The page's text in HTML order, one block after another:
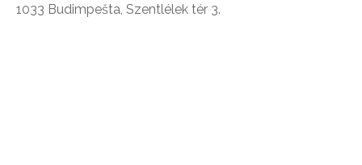
1033 Budimpešta, Szentlélek tér 3.